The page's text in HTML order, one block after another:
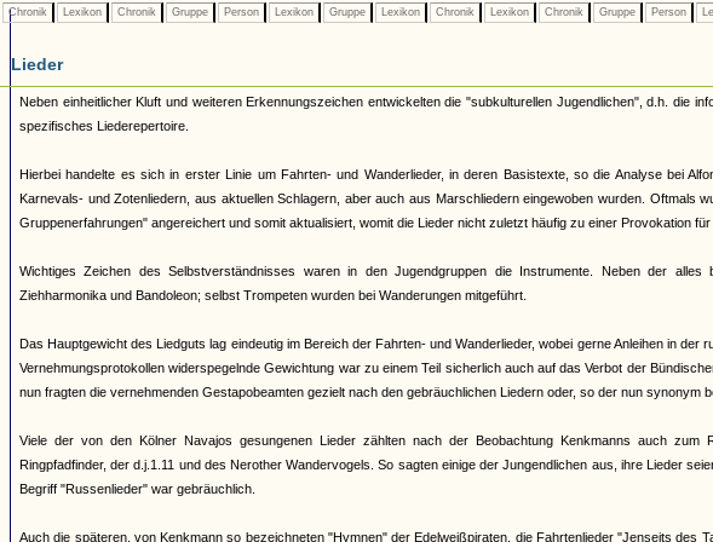
Chronik Lexikon Chronik Gruppe Person Lexikon Gruppe Lexikon Chronik Lexikon Chronik Gruppe Person
Lieder
Neben einheitlicher Kluft und weiteren Erkennungszeichen entwickelten die "subkulturellen Jugendlichen", d.h. die
spezifisches Liederepertoire.
Hierbei handelte es sich in erster Linie um Fahrten- und Wanderlieder, in deren Basistexte, so die Analyse bei
Karnevals- und Zotenliedern, aus aktuellen Schlagern, aber auch aus Marschliedern eingewoben wurden. Oftmals
Gruppenerfahrungen" angereichert und somit aktualisiert, womit die Lieder nicht zuletzt häufig zu einer Provokation
Wichtiges Zeichen des Selbstverständnisses waren in den Jugendgruppen die Instrumente. Neben der alles
Ziehharmonika und Bandoleon; selbst Trompeten wurden bei Wanderungen mitgeführt.
Das Hauptgewicht des Liedguts lag eindeutig im Bereich der Fahrten- und Wanderlieder, wobei gerne Anleihen in
Vernehmungsprotokollen widerspegelnde Gewichtung war zu einem Teil sicherlich auch auf das Verbot der
nun fragten die vernehmenden Gestapobeamten gezielt nach den gebräuchlichen Liedern oder, so der nun synonym
Viele der von den Kölner Navajos gesungenen Lieder zählten nach der Beobachtung Kenkmanns auch zum
Ringpfadfinder, der d.j.1.11 und des Nerother Wandervogels. So sagten einige der Jungendlichen aus, ihre Lieder
Begriff "Russenlieder" war gebräuchlich.
Auch die späteren, von Kenkmann so bezeichneten "Hymnen" der Edelweißpiraten, die Fahrtenlieder "Jenseits des